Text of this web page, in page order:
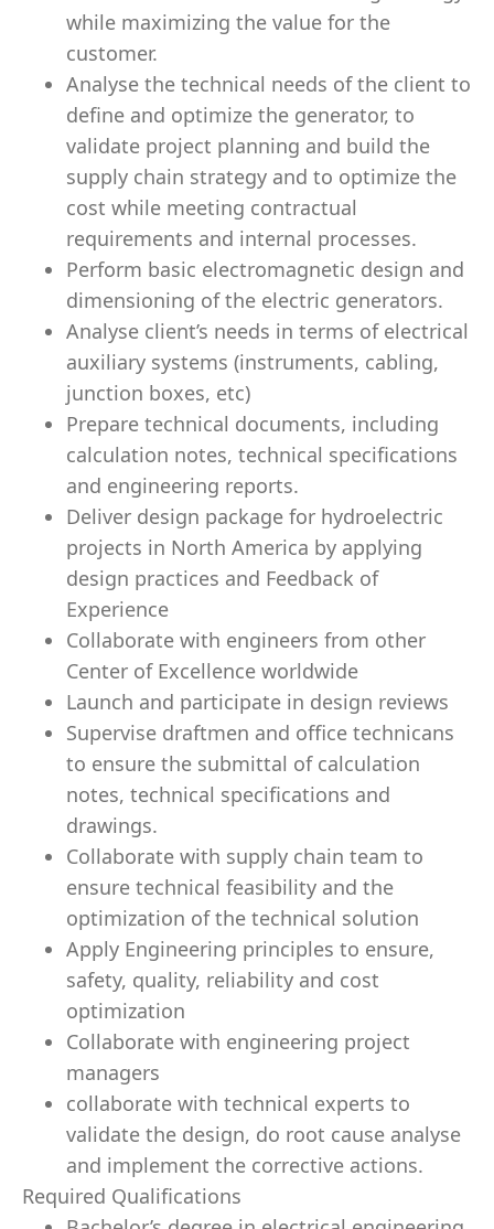
while maximizing the value for the
customer.
Analyse the technical needs of the client to
define and optimize the generator, to
validate project planning and build the
supply chain strategy and to optimize the
cost while meeting contractual
requirements and internal processes.
Perform basic electromagnetic design and
dimensioning of the electric generators.
Analyse client’s needs in terms of electrical
auxiliary systems (instruments, cabling,
junction boxes, etc)
Prepare technical documents, including
calculation notes, technical specifications
and engineering reports.
Deliver design package for hydroelectric
projects in North America by applying
design practices and Feedback of
Experience
Collaborate with engineers from other
Center of Excellence worldwide
Launch and participate in design reviews
Supervise draftmen and office technicans
to ensure the submittal of calculation
notes, technical specifications and
drawings.
Collaborate with supply chain team to
ensure technical feasibility and the
optimization of the technical solution
Apply Engineering principles to ensure,
safety, quality, reliability and cost
optimization
Collaborate with engineering project
managers
collaborate with technical experts to
validate the design, do root cause analyse
and implement the corrective actions.
Required Qualifications